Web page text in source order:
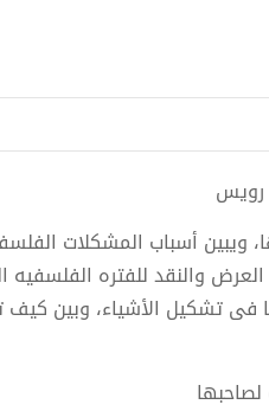
ويبين أسباب المشكلات
والنقد للفتره الفلسفيه
فى تشكيل الأشياء، وبين كيف